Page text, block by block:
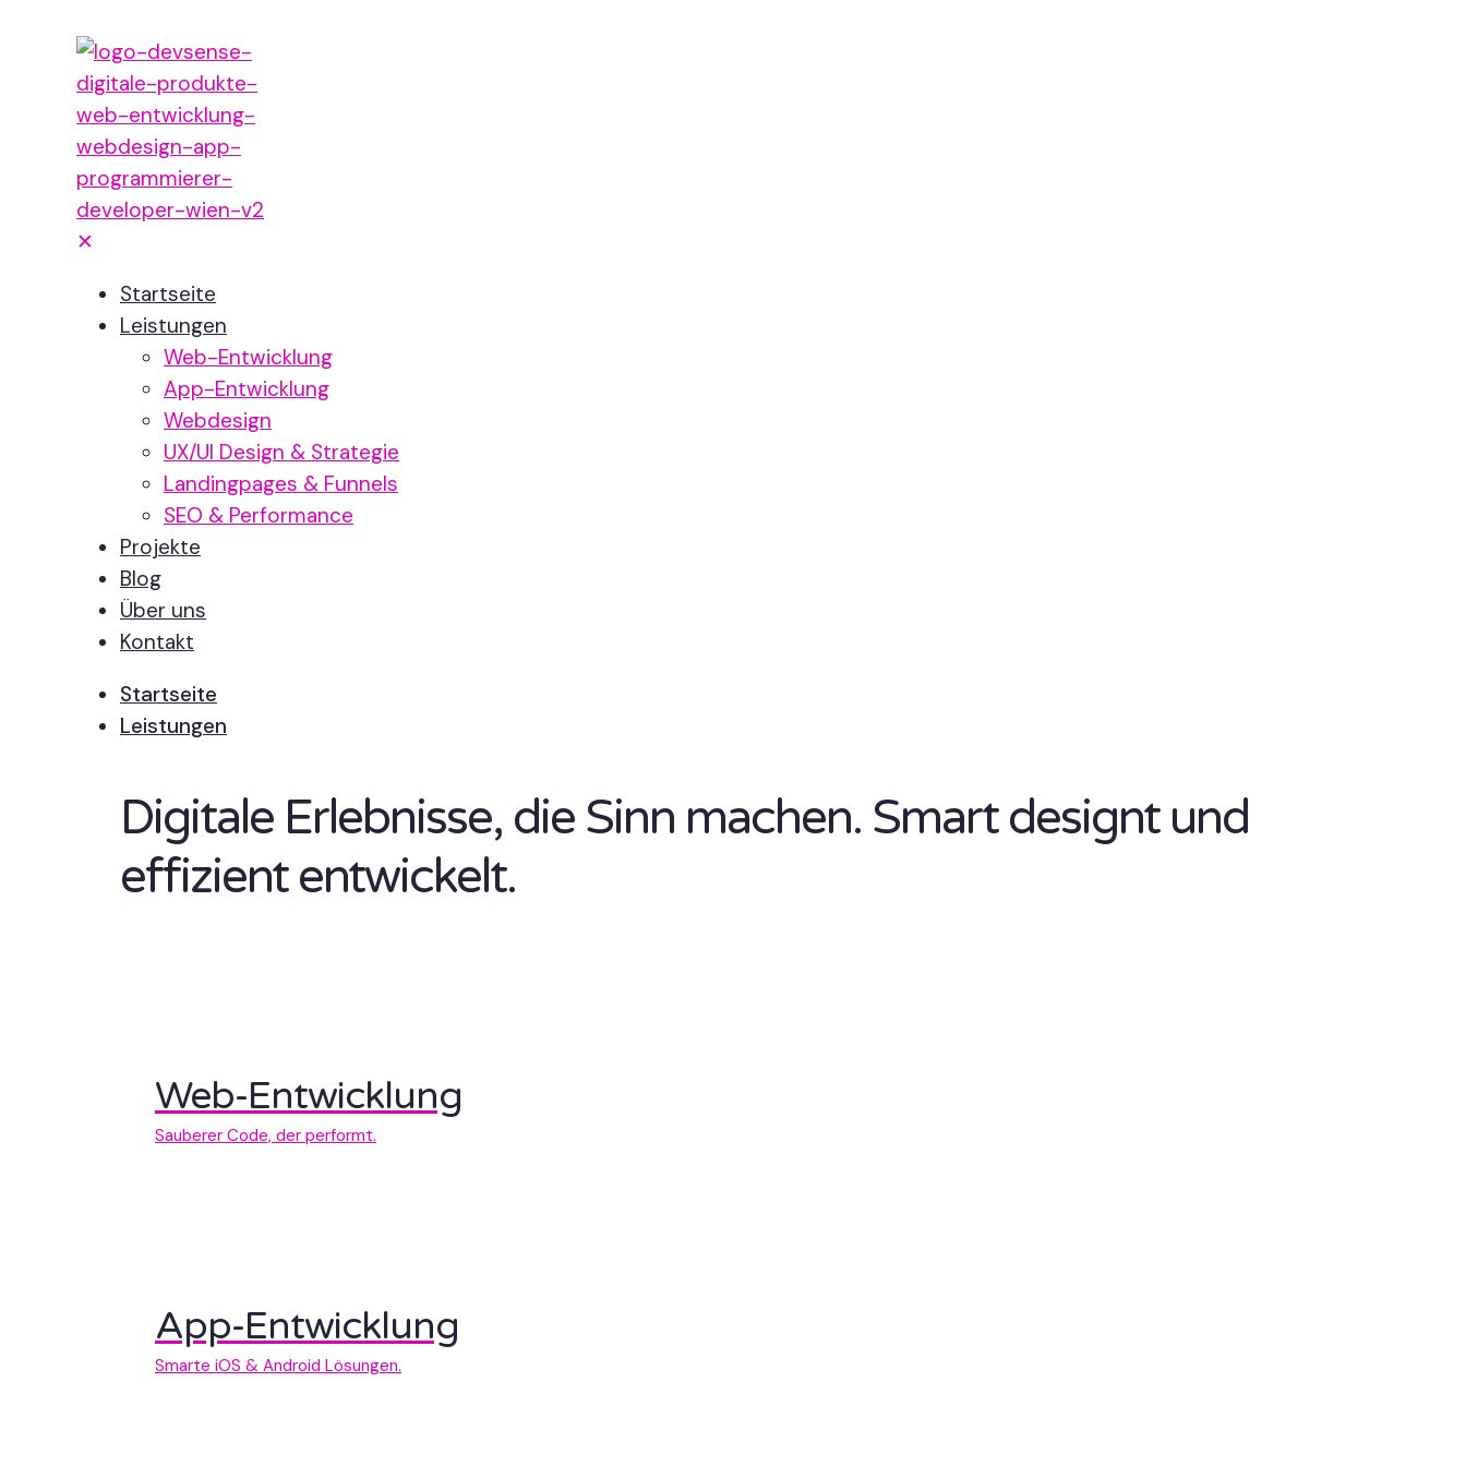
✕
Startseite
Leistungen
Web-Entwicklung
App-Entwicklung
Webdesign
UX/UI Design & Strategie
Landingpages & Funnels
SEO & Performance
Projekte
Blog
Über uns
Kontakt
Startseite
Leistungen
Digitale Erlebnisse, die Sinn machen. Smart designt und
effizient entwickelt.
Web-Entwicklung
Sauberer Code, der performt.
App-Entwicklung
Smarte iOS & Android Lösungen.